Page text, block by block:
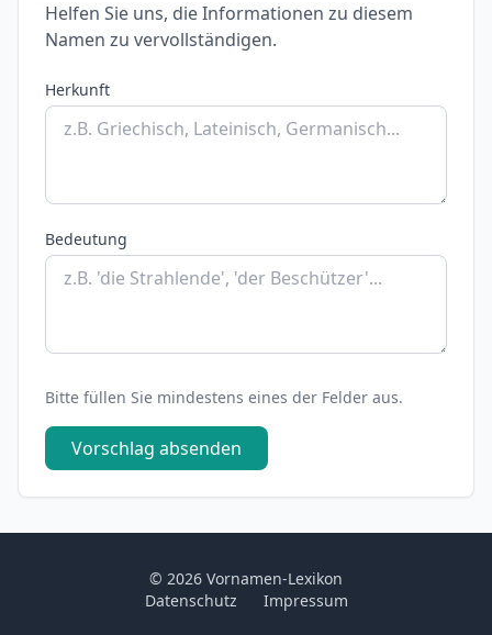
Helfen Sie uns, die Informationen zu diesem
Namen zu vervollständigen.
Herkunft
Bedeutung
Bitte füllen Sie mindestens eines der Felder aus.
Vorschlag absenden
© 2026 Vornamen-Lexikon
Datenschutz
Impressum